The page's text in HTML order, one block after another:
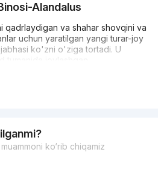
Alandalus
qadrlaydigan va shahar shovqini va
uchun yaratilgan yangi turar-joy
ko'zni o'ziga tortadi. U
tumanida joylashgan.
bitta 10 qavatli binoga ega.
Uyda avtonom isitish tizimi va er
qulaylik yaratish maqsadida
ko‘rib chiqamiz